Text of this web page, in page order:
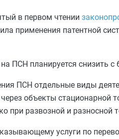
в первом чтении
применения патентной
ПСН планируется снизить с
ПСН отдельные виды
объекты стационарной
при развозной и разносной
услуги по